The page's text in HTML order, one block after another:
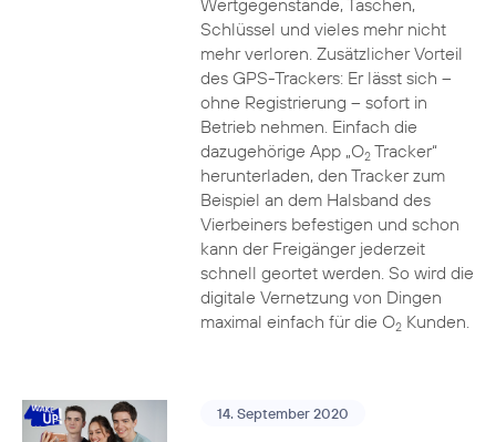
Wertgegenstände, Taschen,
Schlüssel und vieles mehr nicht
mehr verloren. Zusätzlicher Vorteil
des GPS-Trackers: Er lässt sich –
ohne Registrierung – sofort in
Betrieb nehmen. Einfach die
dazugehörige App „O2Tracker“
herunterladen, den Tracker zum
Beispiel an dem Halsband des
Vierbeiners befestigen und schon
kann der Freigänger jederzeit
schnell geortet werden. So wird die
digitale Vernetzung von Dingen
maximal einfach für die O2Kunden.
14. September 2020